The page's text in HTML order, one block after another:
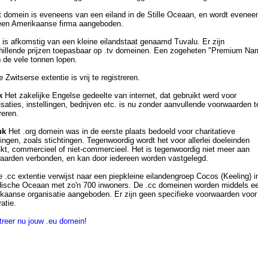
is eveneens van een eiland in de Stille Oceaan, en wordt
Amerikaanse firma aangeboden.
afkomstig van een kleine eilandstaat genaamd Tuvalu. Er zijn
prijzen toepasbaar op .tv domeinen. Een zogeheten "Premium
de vele tonnen lopen.
Zwitserse extentie is vrij te registreren.
Het zakelijke Engelse gedeelte van internet, dat gebruikt werd voor
instellingen, bedrijven etc. is nu zonder aanvullende voorwaarden
Het .org domein was in de eerste plaats bedoeld voor charitatieve
zoals stichtingen. Tegenwoordig wordt het voor allerlei doeleinden
commercieel of niet-commercieel. Het is tegenwoordig niet meer aan
verbonden, en kan door iedereen worden vastgelegd.
.cc extentie verwijst naar een piepkleine eilandengroep Cocos (Keeling)
Oceaan met zo'n 700 inwoners. De .cc domeinen worden middels
organisatie aangeboden. Er zijn geen specifieke voorwaarden voor
nu jouw .eu domein!